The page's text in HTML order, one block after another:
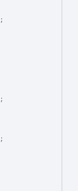
;
;
;